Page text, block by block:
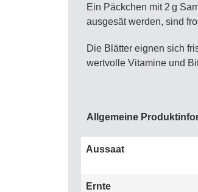
Ein Päckchen mit 2 g
ausgesät werden, sind
Die Blätter eignen sich
wertvolle Vitamine und
Allgemeine
Aussaat
Ernte